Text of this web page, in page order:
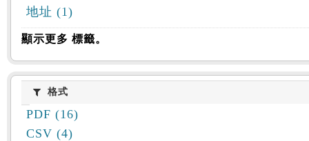
地址 (1)
顯示更多 標籤。
格式格式
PDF (16)
CSV (4)